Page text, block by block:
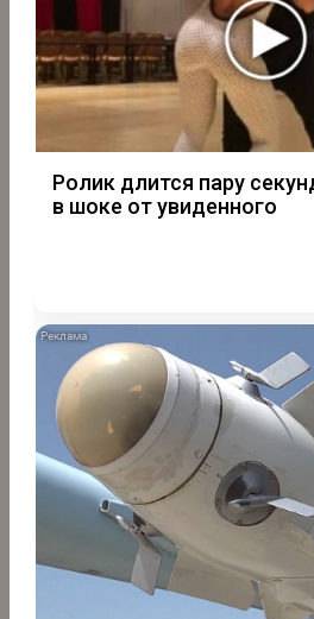
Ролик длится пару
в шоке от увиденного